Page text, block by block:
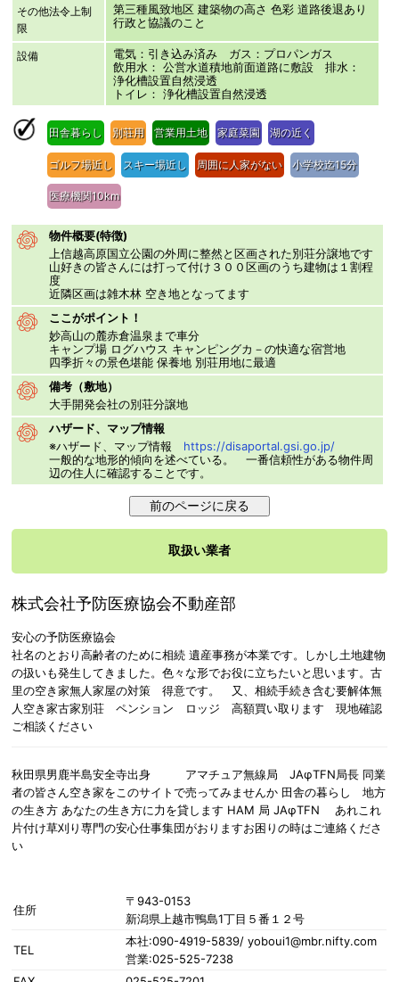
その他法令上制
限
第三種風致地区 建築物の高さ 色彩 道路後退あり
行政と協議のこと
設備
電気：引き込み済み ガス：プロパンガス
飲用水： 公営水道積地前面道路に敷設 排水：
浄化槽設置自然浸透
トイレ： 浄化槽設置自然浸透
田舎暮らし 別荘用 営業用土地 家庭菜園 湖の近く
ゴルフ場近し スキー場近し 周囲に人家がない 小学校迄15分
医療機関10km
物件概要(特徴)
上信越高原国立公園の外周に整然と区画された別荘分譲地です
山好きの皆さんには打って付け３００区画のうち建物は１割程
度
近隣区画は雑木林 空き地となってます
ここがポイント！
妙高山の麓赤倉温泉まで車分
キャンプ場 ログハウス キャンピングカ－の快適な宿営地
四季折々の景色堪能 保養地 別荘用地に最適
備考（敷地）
大手開発会社の別荘分譲地
ハザード、マップ情報
※ハザード、マップ情報 https://disaportal.gsi.go.jp/
一般的な地形的傾向を述べている。 一番信頼性がある物件周
辺の住人に確認することです。
取扱い業者
株式会社予防医療協会不動産部
安心の予防医療協会
社名のとおり高齢者のために相続 遺産事務が本業です。しかし土地建物
の扱いも発生してきました。色々な形でお役に立ちたいと思います。古
里の空き家無人家屋の対策 得意です。 又、相続手続き含む要解体無
人空き家古家別荘 ペンション ロッジ 高額買い取ります 現地確認
ご相談ください
秋田県男鹿半島安全寺出身 アマチュア無線局 JAφTFN局長 同業
者の皆さん空き家をこのサイトで売ってみませんか 田舎の暮らし 地方
の生き方 あなたの生き方に力を貸します HAM 局 JAφTFN あれこれ
片付け草刈り専門の安心仕事集団がおりますお困りの時はご連絡くださ
い
住所
〒943-0153
新潟県上越市鴨島1丁目５番１２号
TEL
本社:090-4919-5839/ yoboui1@mbr.nifty.com
営業:025-525-7238